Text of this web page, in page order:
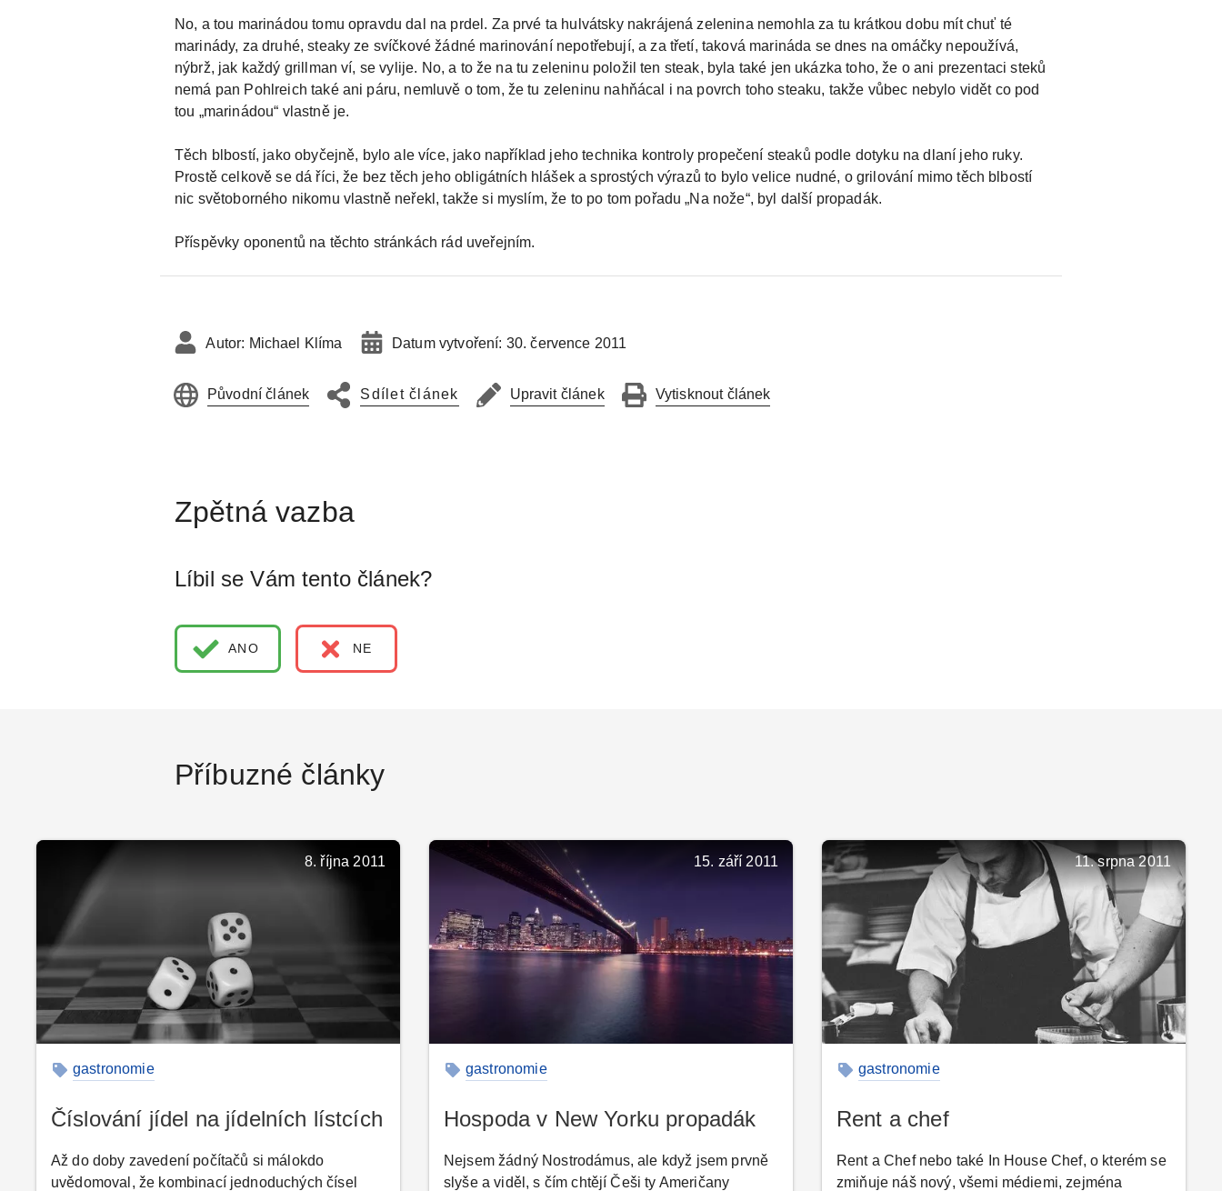
No, a tou marinádou tomu opravdu dal na prdel. Za prvé ta hulvátsky nakrájená zelenina nemohla za tu krátkou dobu mít chuť té
marinády, za druhé, steaky ze svíčkové žádné marinování nepotřebují, a za třetí, taková marináda se dnes na omáčky nepoužívá,
nýbrž, jak každý grillman ví, se vylije. No, a to že na tu zeleninu položil ten steak, byla také jen ukázka toho, že o ani prezentaci steků
nemá pan Pohlreich také ani páru, nemluvě o tom, že tu zeleninu nahňácal i na povrch toho steaku, takže vůbec nebylo vidět co pod
tou „marinádou“ vlastně je.
Těch blbostí, jako obyčejně, bylo ale více, jako například jeho technika kontroly propečení steaků podle dotyku na dlaní jeho ruky.
Prostě celkově se dá říci, že bez těch jeho obligátních hlášek a sprostých výrazů to bylo velice nudné, o grilování mimo těch blbostí
nic světoborného nikomu vlastně neřekl, takže si myslím, že to po tom pořadu „Na nože“, byl další propadák.
Příspěvky oponentů na těchto stránkách rád uveřejním.
Autor: Michael Klíma Datum vytvoření: 30. července 2011
Původní článek Sdílet článek Upravit článek Vytisknout článek
Líbil se Vám tento článek?
ANO NE
Příbuzné články
8. října 2011
gastronomie
Číslování jídel na jídelních lístcích
Až do doby zavedení počítačů si málokdo
uvědomoval, že kombinací jednoduchých čísel
15. září 2011
gastronomie
Hospoda v New Yorku propadák
Nejsem žádný Nostrodámus, ale když jsem prvně
slyše a viděl, s čím chtějí Češi ty Američany
11. srpna 2011
gastronomie
Rent a chef
Rent a Chef nebo také In House Chef, o kterém se
zmiňuje náš nový, všemi médiemi, zejména